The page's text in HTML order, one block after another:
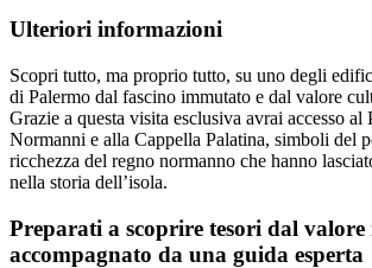
Ulteriori informazioni
Scopri tutto, ma proprio tutto, su uno degli
di Palermo dal fascino immutato e dal valore
Grazie a questa visita esclusiva avrai accesso al
Normanni e alla Cappella Palatina, simboli del
ricchezza del regno normanno che hanno
nella storia dell’isola.
Preparati a scoprire tesori dal valore
accompagnato da una guida esperta